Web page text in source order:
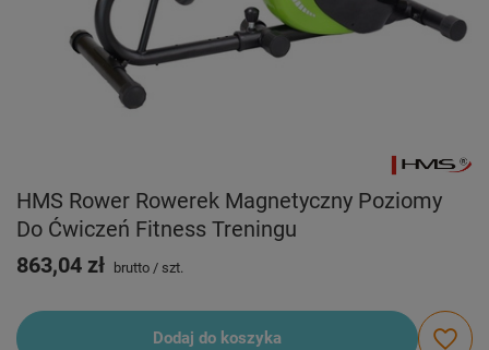
HMS Rower Rowerek Magnetyczny Poziomy
Do Ćwiczeń Fitness Treningu
863,04 zł brutto / szt.
Dodaj do koszyka